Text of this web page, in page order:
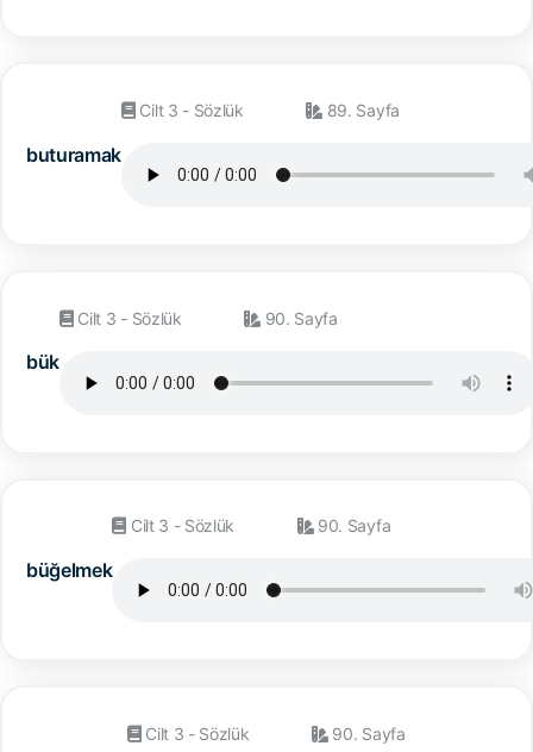
buturamak
Cilt 3 - Sözlük 89. Sayfa
bük
Cilt 3 - Sözlük 90. Sayfa
büğelmek
Cilt 3 - Sözlük 90. Sayfa
Cilt 3 - Sözlük 90. Sayfa